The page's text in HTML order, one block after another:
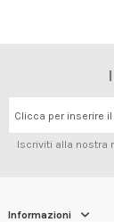
Clicca per inserire
Iscriviti alla nostra
Informazioni